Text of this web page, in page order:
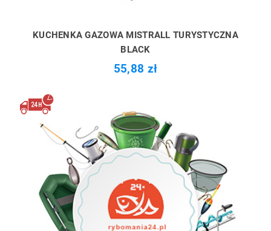
KUCHENKA GAZOWA MISTRALL TURYSTYCZNA
BLACK
55,88 zł